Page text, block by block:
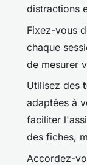
distractions
Fixez-vous
chaque
de mesurer
Utilisez des
adaptées à
faciliter
des fiches,
Accordez-